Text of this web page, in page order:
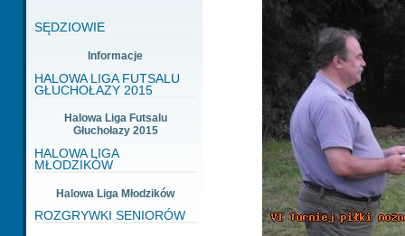
SĘDZIOWIE
Informacje
HALOWA LIGA FUTSALU
GŁUCHOŁAZY 2015
Halowa Liga Futsalu
Głuchołazy 2015
HALOWA LIGA
MŁODZIKÓW
Halowa Liga Młodzików
ROZGRYWKI SENIORÓW